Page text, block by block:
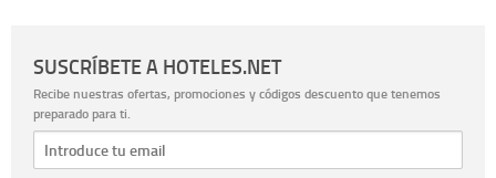
SUSCRÍBETE A HOTELES.NET
Recibe nuestras ofertas, promociones y códigos descuento que tenemos
preparado para ti.